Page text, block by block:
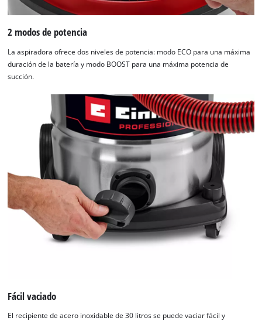
2 modos de potencia
La aspiradora ofrece dos niveles de potencia: modo ECO para una máxima
duración de la batería y modo BOOST para una máxima potencia de
succión.
Fácil vaciado
El recipiente de acero inoxidable de 30 litros se puede vaciar fácil y